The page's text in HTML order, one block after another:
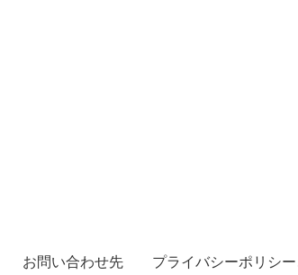
お問い合わせ先